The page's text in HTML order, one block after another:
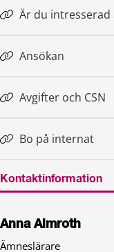
Är du intresserad
Ansökan
Avgifter och CSN
Bo på internat
Kontaktinformation
Anna Almroth
Ämneslärare